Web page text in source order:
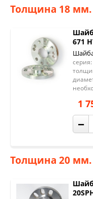
Толщина 18 мм.
671
серия:
1
−
Толщина 20 мм.